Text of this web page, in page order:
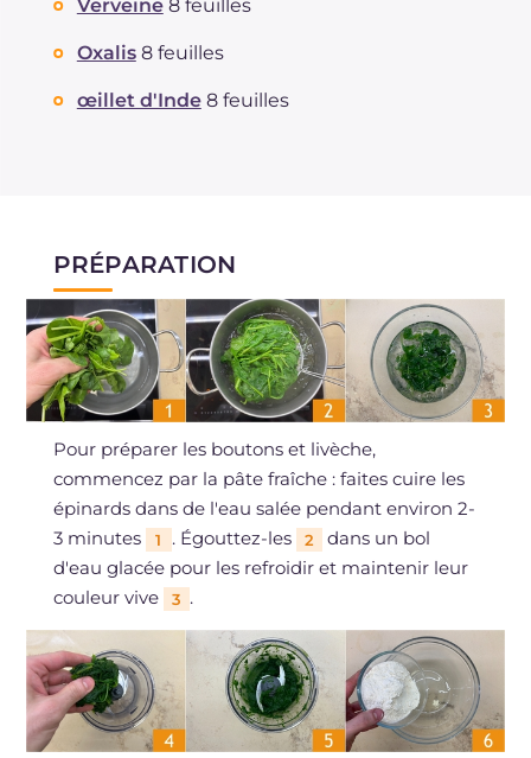
Verveine 8 feuilles
Oxalis 8 feuilles
œillet d'Inde 8 feuilles
PRÉPARATION
Pour préparer les boutons et livèche,
commencez par la pâte fraîche : faites cuire les
épinards dans de l'eau salée pendant environ 2-
3 minutes
1 . Égouttez-les 2
dans un bol
d'eau glacée pour les refroidir et maintenir leur
couleur vive
3 .